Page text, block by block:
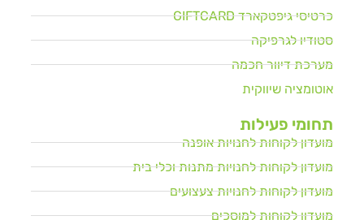
כרטיסי גיפטקארד GIFTCARD
סטודיו לגרפיקה
מערכת דיוור חכמה
אוטומציה שיווקית
תחומי פעילות
מועדון לקוחות לחנויות אופנה
מועדון לקוחות לחנויות מתנות וכלי בית
מועדון לקוחות לחנויות צעצועים
מועדון לקוחות למוסכים